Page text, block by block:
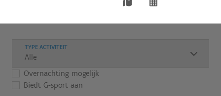
TYPE ACTIVITEIT
Overnachting mogelijk
Biedt G-sport aan